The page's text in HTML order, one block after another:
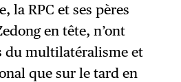
la RPC et ses pères
en tête, n’ont
du multilatéralisme et
que sur le tard en